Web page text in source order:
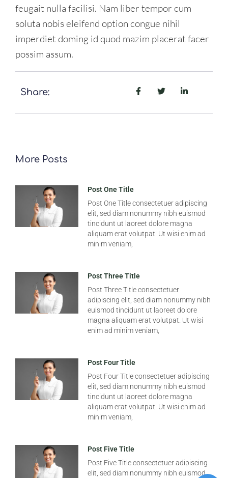
feugait nulla facilisi. Nam liber tempor cum
soluta nobis eleifend option congue nihil
imperdiet doming id quod mazim placerat facer
possim assum.
Share:
More Posts
Post One Title
Post One Title consectetuer adipiscing
elit, sed diam nonummy nibh euismod
tincidunt ut laoreet dolore magna
aliquam erat volutpat. Ut wisi enim ad
minim veniam,
Post Three Title
Post Three Title consectetuer
adipiscing elit, sed diam nonummy nibh
euismod tincidunt ut laoreet dolore
magna aliquam erat volutpat. Ut wisi
enim ad minim veniam,
Post Four Title
Post Four Title consectetuer adipiscing
elit, sed diam nonummy nibh euismod
tincidunt ut laoreet dolore magna
aliquam erat volutpat. Ut wisi enim ad
minim veniam,
Post Five Title
Post Five Title consectetuer adipiscing
elit, sed diam nonummy nibh euismod